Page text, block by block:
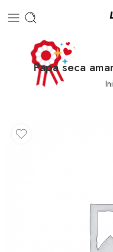
Papa seca